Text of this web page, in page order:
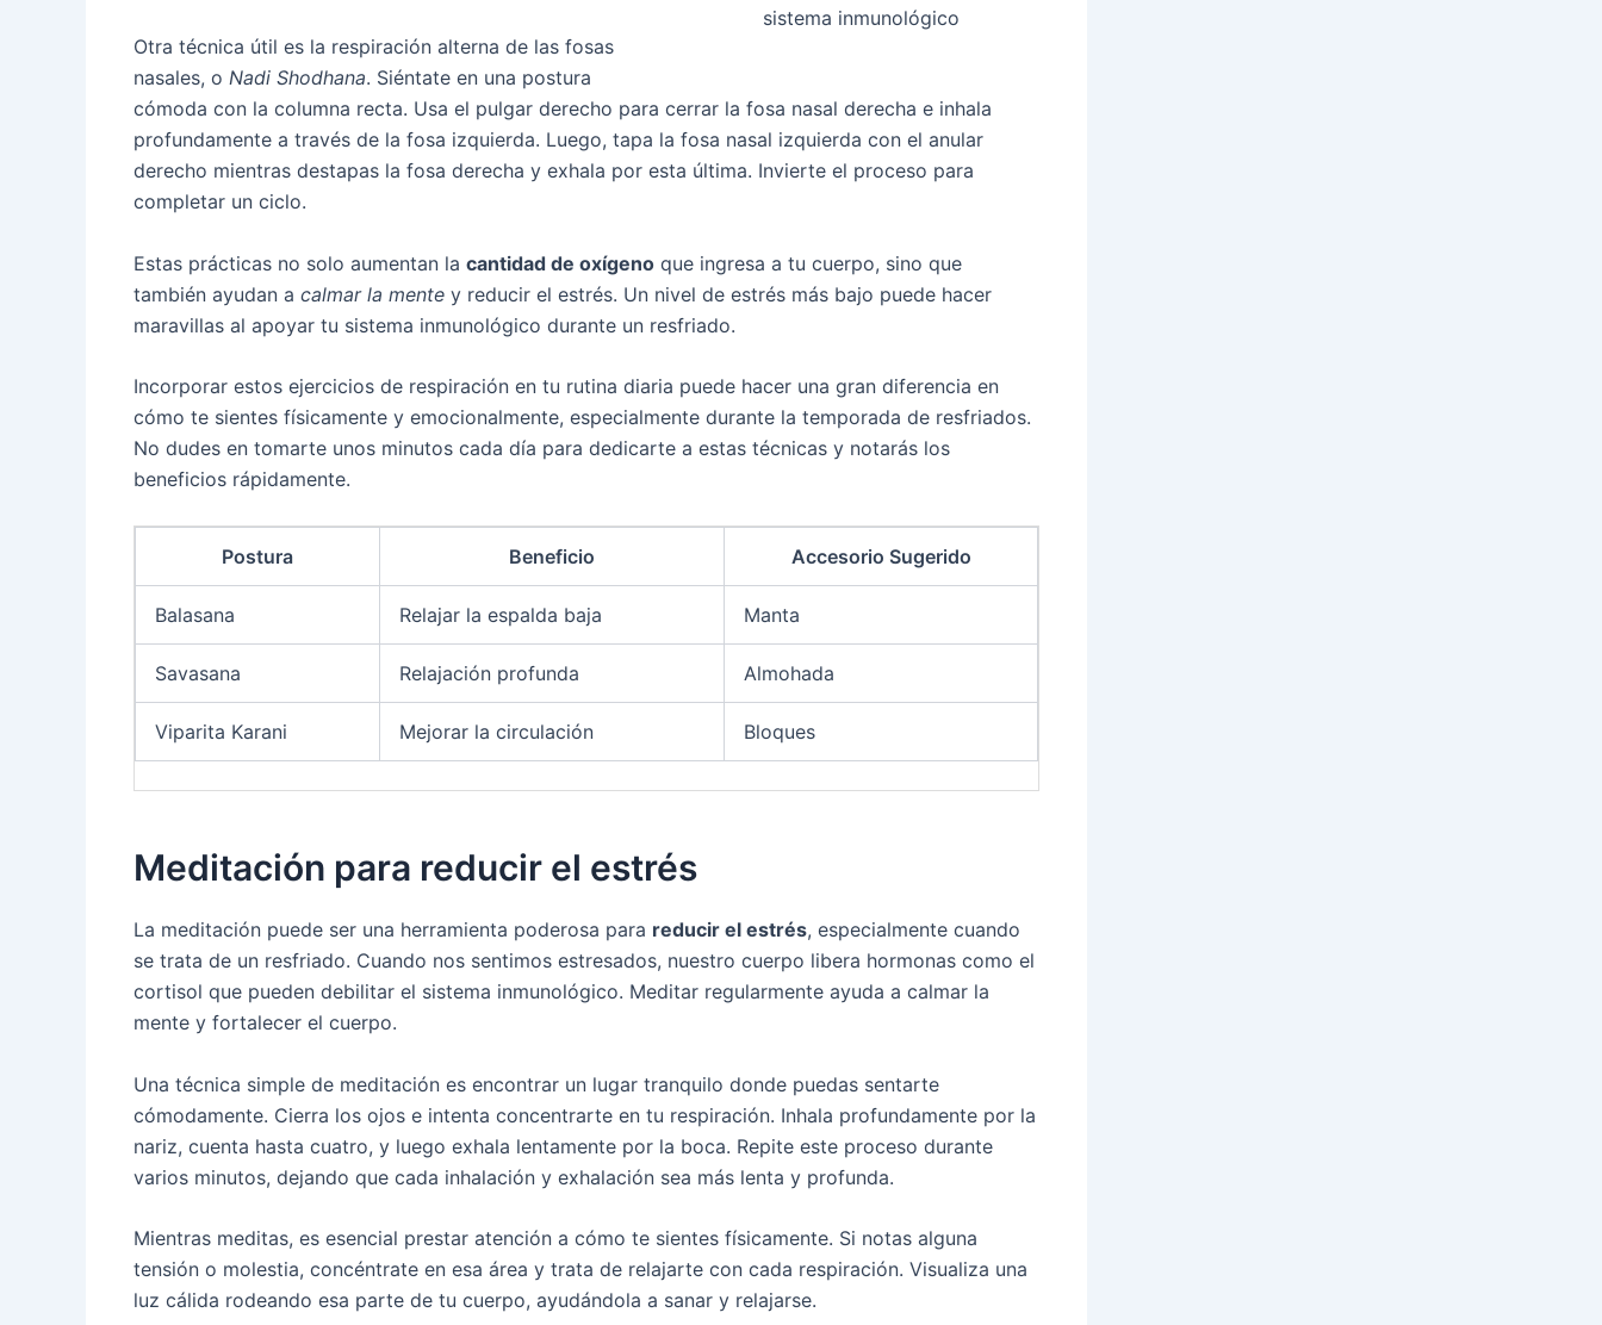
sistema inmunológico
Otra técnica útil es la respiración alterna de las fosas
nasales, o Nadi Shodhana. Siéntate en una postura
cómoda con la columna recta. Usa el pulgar derecho para cerrar la fosa nasal derecha e inhala
profundamente a través de la fosa izquierda. Luego, tapa la fosa nasal izquierda con el anular
derecho mientras destapas la fosa derecha y exhala por esta última. Invierte el proceso para
completar un ciclo.
Estas prácticas no solo aumentan la cantidad de oxígeno que ingresa a tu cuerpo, sino que
también ayudan a calmar la mente y reducir el estrés. Un nivel de estrés más bajo puede hacer
maravillas al apoyar tu sistema inmunológico durante un resfriado.
Incorporar estos ejercicios de respiración en tu rutina diaria puede hacer una gran diferencia en
cómo te sientes físicamente y emocionalmente, especialmente durante la temporada de resfriados.
No dudes en tomarte unos minutos cada día para dedicarte a estas técnicas y notarás los
beneficios rápidamente.
Postura Beneficio Accesorio Sugerido
Balasana Relajar la espalda baja Manta
Savasana Relajación profunda Almohada
Viparita Karani Mejorar la circulación Bloques
Meditación para reducir el estrés
La meditación puede ser una herramienta poderosa para reducir el estrés, especialmente cuando
se trata de un resfriado. Cuando nos sentimos estresados, nuestro cuerpo libera hormonas como el
cortisol que pueden debilitar el sistema inmunológico. Meditar regularmente ayuda a calmar la
mente y fortalecer el cuerpo.
Una técnica simple de meditación es encontrar un lugar tranquilo donde puedas sentarte
cómodamente. Cierra los ojos e intenta concentrarte en tu respiración. Inhala profundamente por la
nariz, cuenta hasta cuatro, y luego exhala lentamente por la boca. Repite este proceso durante
varios minutos, dejando que cada inhalación y exhalación sea más lenta y profunda.
Mientras meditas, es esencial prestar atención a cómo te sientes físicamente. Si notas alguna
tensión o molestia, concéntrate en esa área y trata de relajarte con cada respiración. Visualiza una
luz cálida rodeando esa parte de tu cuerpo, ayudándola a sanar y relajarse.